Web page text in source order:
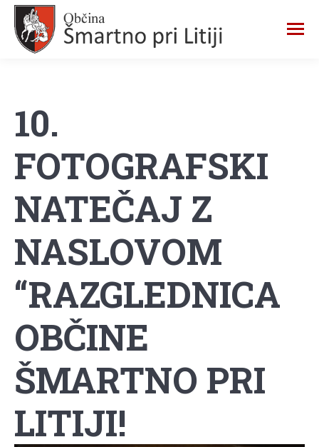
10.
FOTOGRAFSKI
NATEČAJ Z
NASLOVOM
“RAZGLEDNICA
OBČINE
ŠMARTNO PRI
LITIJI!